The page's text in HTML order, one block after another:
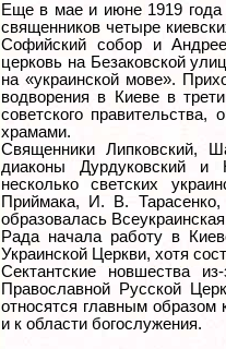
Еще в мае и июне 1919 года
священников четыре
Софийский собор и
церковь на Безаковской
на «украинской мове».
водворения в Киеве в
советского
храмами.
Священники Липковский,
диаконы Дурдуковский и
несколько светских
Приймака, И. В.
образовалась
Рада начала работу в
Украинской Церкви, хотя
Сектантские новшества
Православной Русской
относятся главным образом
и к области богослужения.